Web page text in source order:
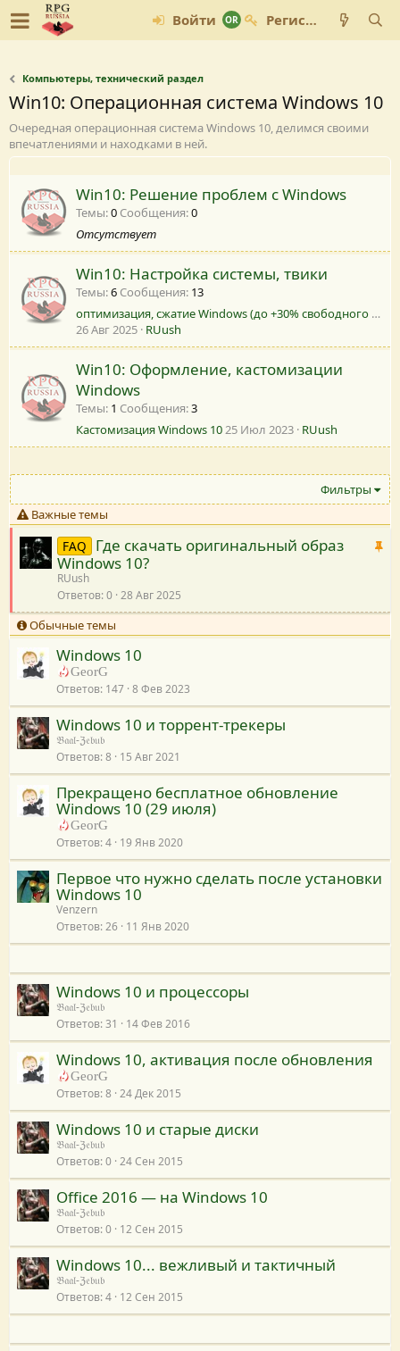
Войти Регистрация
Компьютеры, технический раздел
Win10: Операционная система Windows 10
Очередная операционная система Windows 10, делимся своими
впечатлениями и находками в ней.
Win10: Решение проблем с Windows
Темы 0 Сообщения 0
Отсутствует
Win10: Настройка системы, твики
Темы 6 Сообщения 13
оптимизация, сжатие Windows (до +30% свободного места на системном диске)
26 Авг 2025 RUush
Win10: Оформление, кастомизации
Windows
Темы 1 Сообщения 3
Кастомизация Windows 1025 Июл 2023 RUush
Фильтры
Важные темы
В
я
FAQ
Где скачать оригинальный образ
Windows 10?
RUush
Ответов 0 28 Авг 2025
Обычные темы
Windows 10
GeorG
Ответов 147 8 Фев 2023
Windows 10 и торрент-трекеры
𝔅𝔞𝔞𝔩-ℨ𝔢𝔟𝔲𝔟
Ответов 8 15 Авг 2021
Прекращено бесплатное обновление
Windows 10 (29 июля)
GeorG
Ответов 4 19 Янв 2020
Первое что нужно сделать после установки
Windows 10
Venzern
Ответов 26 11 Янв 2020
Windows 10 и процессоры
𝔅𝔞𝔞𝔩-ℨ𝔢𝔟𝔲𝔟
Ответов 31 14 Фев 2016
Windows 10, активация после обновления
GeorG
Ответов 8 24 Дек 2015
​Windows 10 и старые диски
𝔅𝔞𝔞𝔩-ℨ𝔢𝔟𝔲𝔟
Ответов 0 24 Сен 2015
Office 2016 — на Windows 10
𝔅𝔞𝔞𝔩-ℨ𝔢𝔟𝔲𝔟
Ответов 0 12 Сен 2015
Windows 10... вежливый и тактичный
𝔅𝔞𝔞𝔩-ℨ𝔢𝔟𝔲𝔟
Ответов 4 12 Сен 2015